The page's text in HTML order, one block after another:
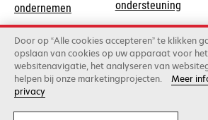
ondernemen
in
a
new
tab
Duurzaamheid
Lexmark Partners
ondersteuningopens
in
a
new
tab
Product registratie
Vind een dealer
©2026 Alle rechten voorbehouden.
Door op “Alle cookies accepteren” te klikken
opslaan van cookies op uw apparaat voor
websitenavigatie, het analyseren van
helpen bij onze marketingprojecten.
Meer
privacy